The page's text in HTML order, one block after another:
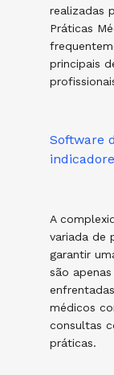
realizadas
Práticas
principais
Software
A
variada de
garantir
são
médicos
consultas
práticas.